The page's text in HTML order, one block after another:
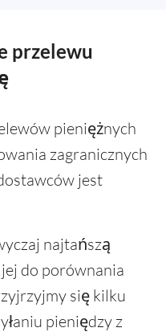
przelewu
pieniężnych
zagranicznych
jest
najtańszą
do porównania
się kilku
pieniędzy z